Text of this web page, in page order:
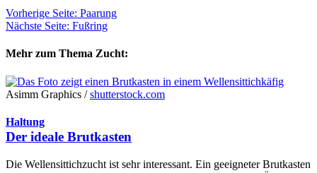
Vorherige Seite: Paarung
Nächste Seite: Fußring
Mehr zum Thema Zucht:
Asimm Graphics /shutterstock.com
Haltung
Der ideale Brutkasten
Die Wellensittichzucht ist sehr interessant. Ein geeigneter Brutkasten